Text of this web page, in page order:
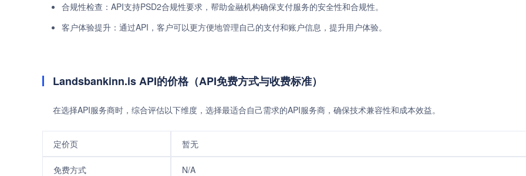
合规性检查：API支持PSD2合规性要求，帮助金融机构确保支付服务的安全性和合规性。
客户体验提升：通过API，客户可以更方便地管理自己的支付和账户信息，提升用户体验。
Landsbankinn.is API的价格（API免费方式与收费标准）
在选择API服务商时，综合评估以下维度，选择最适合自己需求的API服务商，确保技术兼容性和成本效益。
定价页 暂无
免费方式 N/A